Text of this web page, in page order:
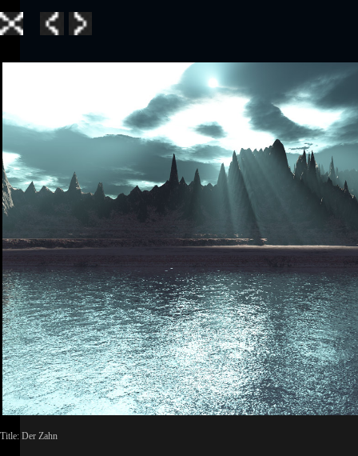
Title: Der Zahn
Home|
TerraGen 3 TerraGen